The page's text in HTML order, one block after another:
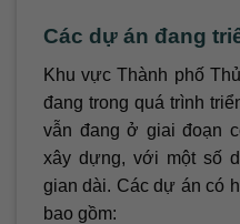
Các dự án đang
Khu vực Thành phố
đang trong quá trình
vẫn đang ở giai đoạn
xây dựng, với một số
gian dài. Các dự án có
bao gồm: